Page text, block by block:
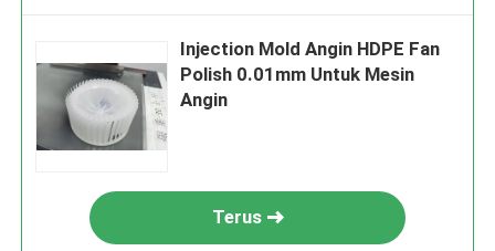
Injection Mold Angin HDPE Fan
Polish 0.01mm Untuk Mesin
Angin
Terus